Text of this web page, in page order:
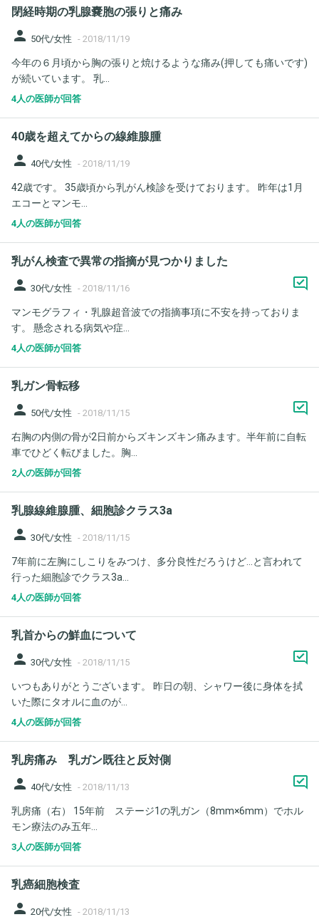
閉経時期の乳腺嚢胞の張りと痛み
person 50代/女性 - 2018/11/19
今年の６月頃から胸の張りと焼けるような痛み(押しても痛いです)
が続いています。 乳...
4人の医師が回答
40歳を超えてからの線維腺腫
person 40代/女性 - 2018/11/19
42歳です。 35歳頃から乳がん検診を受けております。 昨年は1月
エコーとマンモ...
4人の医師が回答
乳がん検査で異常の指摘が見つかりました
person 30代/女性 - 2018/11/16
マンモグラフィ・乳腺超音波での指摘事項に不安を持っておりま
す。 懸念される病気や症...
4人の医師が回答
乳ガン骨転移
person 50代/女性 - 2018/11/15
右胸の内側の骨が2日前からズキンズキン痛みます。半年前に自転
車でひどく転びました。胸...
2人の医師が回答
乳腺線維腺腫、細胞診クラス3a
person 30代/女性 - 2018/11/15
7年前に左胸にしこりをみつけ、多分良性だろうけど…と言われて
行った細胞診でクラス3a...
4人の医師が回答
乳首からの鮮血について
person 30代/女性 - 2018/11/15
いつもありがとうございます。 昨日の朝、シャワー後に身体を拭
いた際にタオルに血のが...
4人の医師が回答
乳房痛み 乳ガン既往と反対側
person 40代/女性 - 2018/11/13
乳房痛（右） 15年前 ステージ1の乳ガン（8mm×6mm）でホル
モン療法のみ五年...
3人の医師が回答
乳癌細胞検査
person 20代/女性 - 2018/11/13